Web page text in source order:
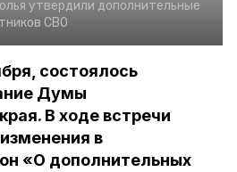
утвердили дополнительные
СВО
состоялось
Думы
В ходе встречи
в
«О дополнительных